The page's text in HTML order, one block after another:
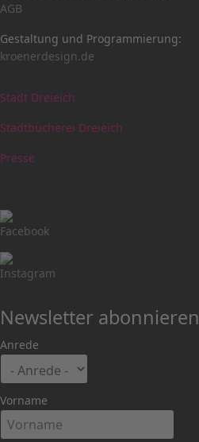
AGB
Gestaltung und Programmierung:
kroenerdesign.de
Stadt Dreieich
Stadtbücherei Dreieich
Presse
Newsletter abonnieren
Anrede
Vorname